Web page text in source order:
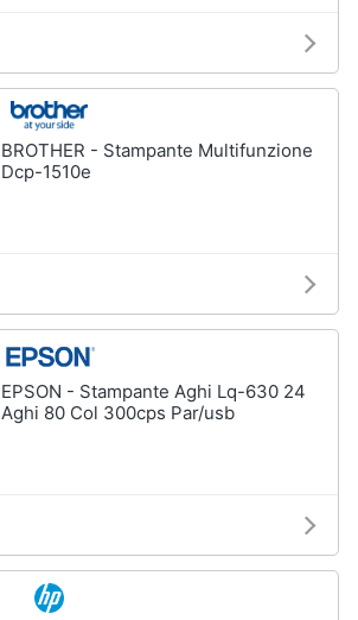
BROTHER - Stampante Multifunzione
Dcp-1510e
EPSON - Stampante Aghi Lq-630 24
Aghi 80 Col 300cps Par/usb